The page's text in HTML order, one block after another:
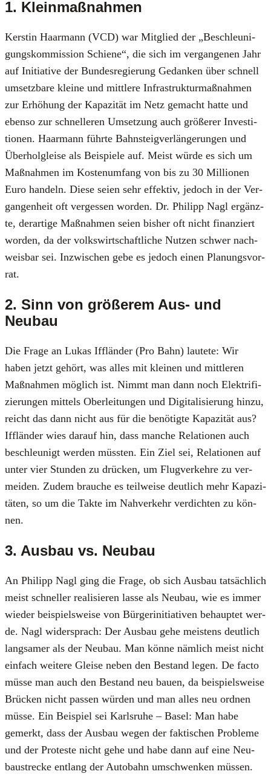
1. Kleinmaßnahmen
Kers­tin Haar­mann (VCD) war Mit­glied der „Beschleu­ni­
gungs­kom­mis­si­on Schie­ne“, die sich im ver­gan­ge­nen Jahr
auf Initia­ti­ve der Bun­des­re­gie­rung Gedan­ken über schnell
umsetz­ba­re klei­ne und mitt­le­re Infra­struk­tur­maß­nah­men
zur Erhö­hung der Kapa­zi­tät im Netz gemacht hat­te und
eben­so zur schnel­le­ren Umset­zung auch grö­ße­rer Inves­ti­
tio­nen. Haar­mann führ­te Bahn­steig­ver­län­ge­run­gen und
Über­hol­glei­se als Bei­spie­le auf. Meist wür­de es sich um
Maß­nah­men im Kos­ten­um­fang von bis zu 30 Mil­lio­nen
Euro han­deln. Die­se sei­en sehr effek­tiv, jedoch in der Ver­
gan­gen­heit oft ver­ges­sen wor­den. Dr. Phil­ipp Nagl ergänz­
te, der­ar­ti­ge Maß­nah­men sei­en bis­her oft nicht finan­ziert
wor­den, da der volks­wirt­schaft­li­che Nut­zen schwer nach­
weis­bar sei. Inzwi­schen gebe es jedoch einen Pla­nungs­vor­
rat.
2. Sinn von größerem Aus- und
Neubau
Die Fra­ge an Lukas Ifflän­der (Pro Bahn) lau­te­te: Wir
haben jetzt gehört, was alles mit klei­nen und mitt­le­ren
Maß­nah­men mög­lich ist. Nimmt man dann noch Elek­tri­fi­
zie­run­gen mit­tels Ober­lei­tun­gen und Digi­ta­li­sie­rung hin­zu,
reicht das dann nicht aus für die benö­tig­te Kapa­zi­tät aus?
Ifflän­der wies dar­auf hin, dass man­che Rela­tio­nen auch
beschleu­nigt wer­den müss­ten. Ein Ziel sei, Rela­tio­nen auf
unter vier Stun­den zu drü­cken, um Flug­ver­keh­re zu ver­
mei­den. Zudem brau­che es teil­wei­se deut­lich mehr Kapa­zi­
tä­ten, so um die Tak­te im Nah­ver­kehr ver­dich­ten zu kön­
nen.
3. Ausbau vs. Neubau
An Phil­ipp Nagl ging die Fra­ge, ob sich Aus­bau tat­säch­lich
meist schnel­ler rea­li­sie­ren las­se als Neu­bau, wie es immer
wie­der bei­spiels­wei­se von Bür­ger­initia­ti­ven behaup­tet wer­
de. Nagl wider­sprach: Der Aus­bau gehe meis­tens deut­lich
lang­sa­mer als der Neu­bau. Man kön­ne näm­lich meist nicht
ein­fach wei­te­re Glei­se neben den Bestand legen. De fac­to
müs­se man auch den Bestand neu bau­en, da bei­spiels­wei­se
Brü­cken nicht pas­sen wür­den und man alles neu ord­nen
müs­se. Ein Bei­spiel sei Karls­ru­he – Basel: Man habe
gemerkt, dass der Aus­bau wegen der fak­ti­schen Pro­ble­me
und der Pro­tes­te nicht gehe und habe dann auf eine Neu­
bau­stre­cke ent­lang der Auto­bahn umschwen­ken müs­sen.